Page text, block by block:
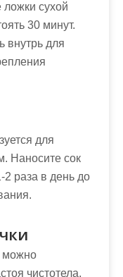
сухой
30 минут.
внутрь для
для
Наносите сок
2 раза в день до
можно
чистотела.